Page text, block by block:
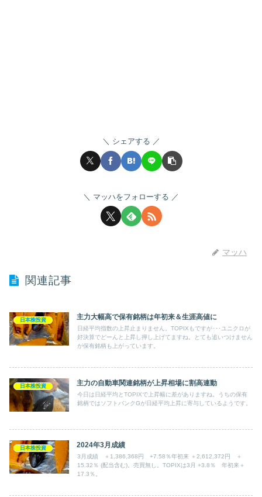
シェアする
マッハをフォローする
マッハ
関連記事
日本株投資 主力大幅高で保有銘柄は年初来＆生涯高値に
日経平均指数の上昇止まりません。TOPIXもですが･･･ユニクロが
好決算でどーんと上昇し押し上げてますね。とても追いつけません
が保有銘柄も上がっています。
日本株投資 主力の自動車関連銘柄が上昇相場に割高連動
今日は日経平均とTOPIXで上昇幅に差がありますね。うちの保有
銘柄ではソフトバンクGが日経平均上昇に寄与しているようです。
日本株投資 2024年3月成績
3月成績 ＋1,386,368円 +7.58％年初来 ＋2,612,372円 ＋
15.32％ (配当含む)。売買無し。TOPIXは3月 +3.8％ 年初来＋
17.3％。